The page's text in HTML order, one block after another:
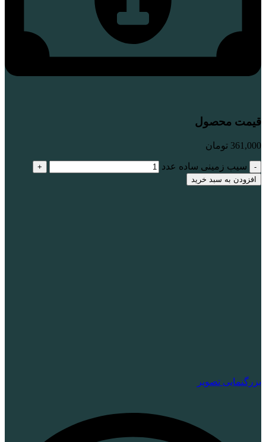
قیمت محصول
361,000 تومان
سیب زمینی ساده عدد
افزودن به سبد خرید
بزرگنمایی تصویر